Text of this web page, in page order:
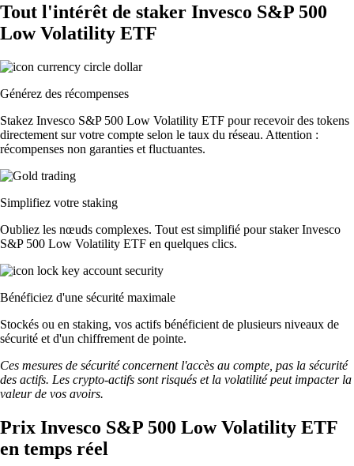
Tout l'intérêt de staker Invesco S&P 500
Low Volatility ETF
Générez des récompenses
Stakez Invesco S&P 500 Low Volatility ETF pour recevoir des tokens
directement sur votre compte selon le taux du réseau. Attention :
récompenses non garanties et fluctuantes.
Simplifiez votre staking
Oubliez les nœuds complexes. Tout est simplifié pour staker Invesco
S&P 500 Low Volatility ETF en quelques clics.
Bénéficiez d'une sécurité maximale
Stockés ou en staking, vos actifs bénéficient de plusieurs niveaux de
sécurité et d'un chiffrement de pointe.
Ces mesures de sécurité concernent l'accès au compte, pas la sécurité
des actifs. Les crypto-actifs sont risqués et la volatilité peut impacter la
valeur de vos avoirs.
Prix Invesco S&P 500 Low Volatility ETF
en temps réel